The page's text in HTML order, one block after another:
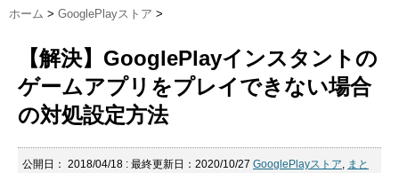
ホーム > GooglePlayストア >
【解決】GooglePlayインスタントの
ゲームアプリをプレイできない場合
の対処設定方法
公開日： 2018/04/18 : 最終更新日：2020/10/27 GooglePlayストア, まと